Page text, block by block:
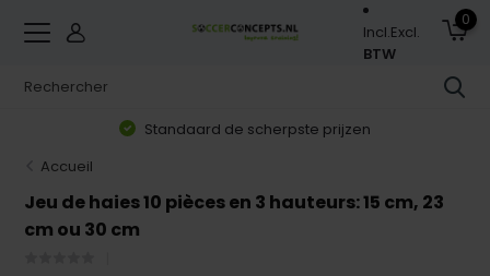
Incl.Excl.
BTW
0
Standaard de scherpste prijzen
Accueil
Jeu de haies 10 pièces en 3 hauteurs: 15 cm, 23
cm ou 30 cm